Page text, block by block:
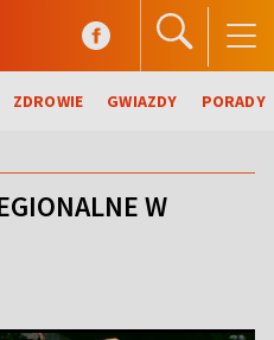
ZDROWIE GWIAZDY PORADY
W